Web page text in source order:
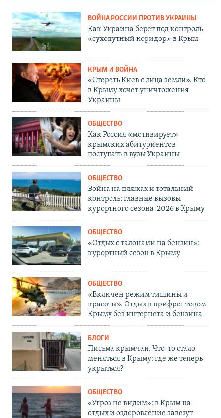
ВОЙНА РОССИИ ПРОТИВ УКРАИНЫ
Как Украина берет под контроль
«сухопутный коридор» в Крым
КРЫМ И ВОЙНА
«Стереть Киев с лица земли». Кто
в Крыму хочет уничтожения
Украины
ОБЩЕСТВО
Как Россия «мотивирует»
крымских абитуриентов
поступать в вузы Украины
ОБЩЕСТВО
Война на пляжах и тотальный
контроль: главные вызовы
курортного сезона-2026 в Крыму
ОБЩЕСТВО
«Отдых с талонами на бензин»:
курортный сезон в Крыму
ОБЩЕСТВО
«Включен режим тишины и
красоты». Отдых в прифронтовом
Крыму без интернета и бензина
БЛОГИ
Письма крымчан. Что-то стало
меняться в Крыму: где же теперь
укрыться?
ОБЩЕСТВО
«Угроз не видим»: в Крым на
отдых и оздоровление завезут